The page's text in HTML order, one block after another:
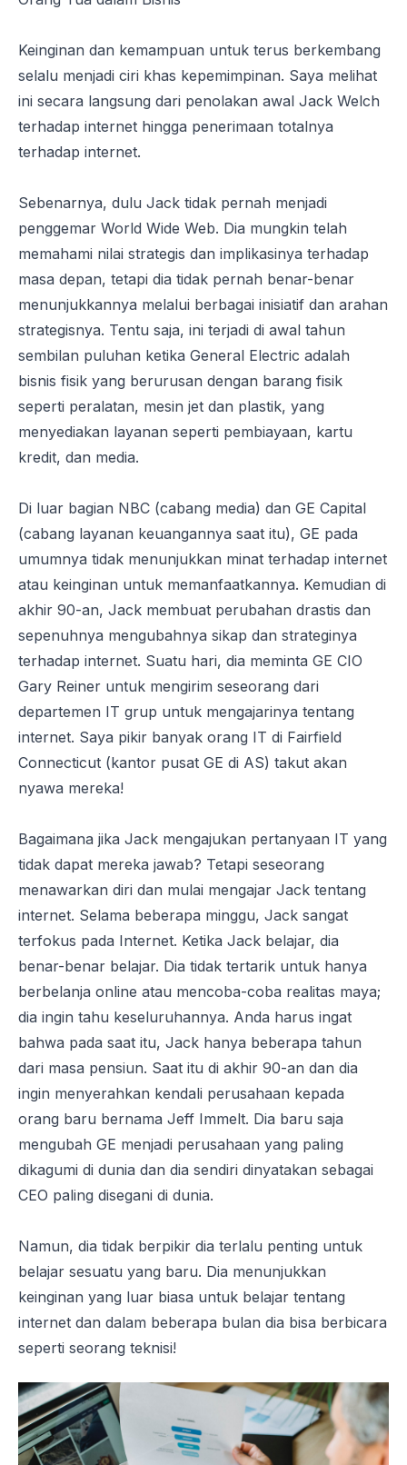
Keinginan dan kemampuan untuk terus berkembang
selalu menjadi ciri khas kepemimpinan. Saya melihat
ini secara langsung dari penolakan awal Jack Welch
terhadap internet hingga penerimaan totalnya
terhadap internet.
Sebenarnya, dulu Jack tidak pernah menjadi
penggemar World Wide Web. Dia mungkin telah
memahami nilai strategis dan implikasinya terhadap
masa depan, tetapi dia tidak pernah benar-benar
menunjukkannya melalui berbagai inisiatif dan arahan
strategisnya. Tentu saja, ini terjadi di awal tahun
sembilan puluhan ketika General Electric adalah
bisnis fisik yang berurusan dengan barang fisik
seperti peralatan, mesin jet dan plastik, yang
menyediakan layanan seperti pembiayaan, kartu
kredit, dan media.
Di luar bagian NBC (cabang media) dan GE Capital
(cabang layanan keuangannya saat itu), GE pada
umumnya tidak menunjukkan minat terhadap internet
atau keinginan untuk memanfaatkannya. Kemudian di
akhir 90-an, Jack membuat perubahan drastis dan
sepenuhnya mengubahnya sikap dan strateginya
terhadap internet. Suatu hari, dia meminta GE CIO
Gary Reiner untuk mengirim seseorang dari
departemen IT grup untuk mengajarinya tentang
internet. Saya pikir banyak orang IT di Fairfield
Connecticut (kantor pusat GE di AS) takut akan
nyawa mereka!
Bagaimana jika Jack mengajukan pertanyaan IT yang
tidak dapat mereka jawab? Tetapi seseorang
menawarkan diri dan mulai mengajar Jack tentang
internet. Selama beberapa minggu, Jack sangat
terfokus pada Internet. Ketika Jack belajar, dia
benar-benar belajar. Dia tidak tertarik untuk hanya
berbelanja online atau mencoba-coba realitas maya;
dia ingin tahu keseluruhannya. Anda harus ingat
bahwa pada saat itu, Jack hanya beberapa tahun
dari masa pensiun. Saat itu di akhir 90-an dan dia
ingin menyerahkan kendali perusahaan kepada
orang baru bernama Jeff Immelt. Dia baru saja
mengubah GE menjadi perusahaan yang paling
dikagumi di dunia dan dia sendiri dinyatakan sebagai
CEO paling disegani di dunia.
Namun, dia tidak berpikir dia terlalu penting untuk
belajar sesuatu yang baru. Dia menunjukkan
keinginan yang luar biasa untuk belajar tentang
internet dan dalam beberapa bulan dia bisa berbicara
seperti seorang teknisi!